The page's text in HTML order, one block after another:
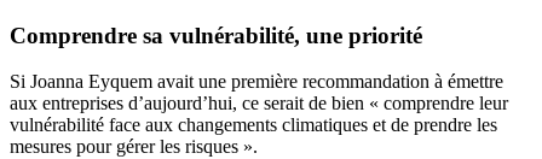
Comprendre sa vulnérabilité, une priorité
Si Joanna Eyquem avait une première recommandation à émettre
aux entreprises d’aujourd’hui, ce serait de bien « comprendre leur
vulnérabilité face aux changements climatiques et de prendre les
mesures pour gérer les risques ».